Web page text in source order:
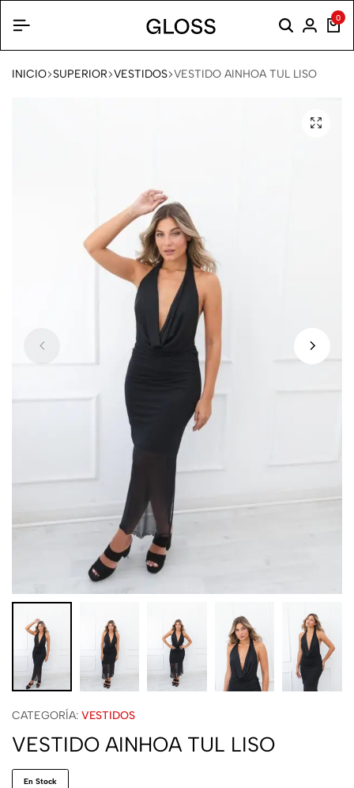
0
INICIO SUPERIOR VESTIDOS VESTIDO AINHOA TUL LISO
CATEGORÍA: VESTIDOS
VESTIDO AINHOA TUL LISO
En Stock